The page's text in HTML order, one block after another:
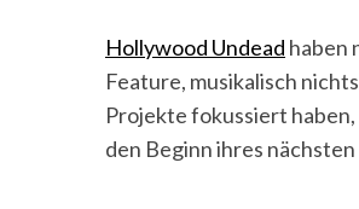
Hollywood Undead haben
Feature, musikalisch
Projekte fokussiert haben,
den Beginn ihres